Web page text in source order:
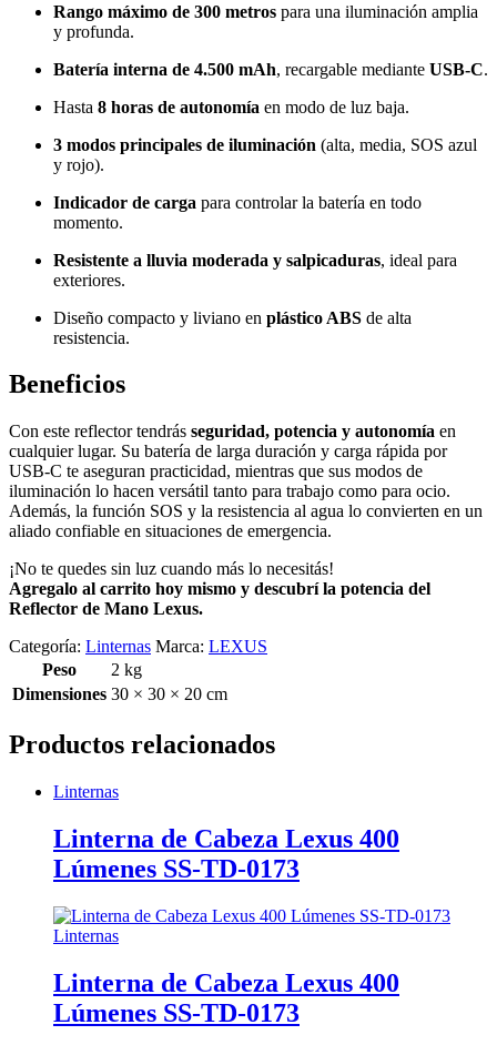
Rango máximo de 300 metros para una iluminación amplia
y profunda.
Batería interna de 4.500 mAh, recargable mediante USB-C.
Hasta 8 horas de autonomía en modo de luz baja.
3 modos principales de iluminación (alta, media, SOS azul
y rojo).
Indicador de carga para controlar la batería en todo
momento.
Resistente a lluvia moderada y salpicaduras, ideal para
exteriores.
Diseño compacto y liviano en plástico ABS de alta
resistencia.
Beneficios
Con este reflector tendrás seguridad, potencia y autonomía en
cualquier lugar. Su batería de larga duración y carga rápida por
USB-C te aseguran practicidad, mientras que sus modos de
iluminación lo hacen versátil tanto para trabajo como para ocio.
Además, la función SOS y la resistencia al agua lo convierten en un
aliado confiable en situaciones de emergencia.
¡No te quedes sin luz cuando más lo necesitás!
Agregalo al carrito hoy mismo y descubrí la potencia del
Reflector de Mano Lexus.
Categoría: Linternas Marca: LEXUS
Peso
2 kg
Dimensiones 30 × 30 × 20 cm
Productos relacionados
Linternas
Linterna de Cabeza Lexus 400
Lúmenes SS-TD-0173
Linternas
Linterna de Cabeza Lexus 400
Lúmenes SS-TD-0173